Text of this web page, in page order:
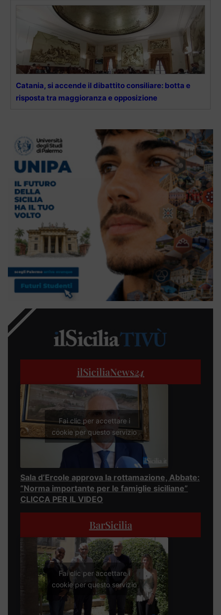
Catania, si accende il dibattito consiliare: botta e
risposta tra maggioranza e opposizione
ilSiciliaNews24
Fai clic per accettare i
cookie per questo servizio
Sala d’Ercole approva la rottamazione, Abbate:
“Norma importante per le famiglie siciliane”
CLICCA PER IL VIDEO
BarSicilia
Fai clic per accettare i
cookie per questo servizio